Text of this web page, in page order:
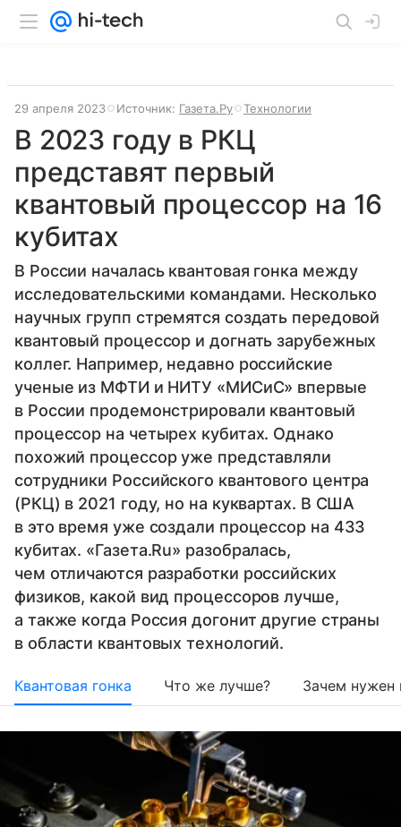
29 апреля 2023 Источник: Газета.Ру Технологии
В 2023 году в РКЦ
представят первый
квантовый процессор на 16
кубитах
В России началась квантовая гонка между
исследовательскими командами. Несколько
научных групп стремятся создать передовой
квантовый процессор и догнать зарубежных
коллег. Например, недавно российские
ученые из МФТИ и НИТУ «МИСиС» впервые
в России продемонстрировали квантовый
процессор на четырех кубитах. Однако
похожий процессор уже представляли
сотрудники Российского квантового центра
(РКЦ) в 2021 году, но на куквартах. В США
в это время уже создали процессор на 433
кубитах. «Газета.Ru» разобралась,
чем отличаются разработки российских
физиков, какой вид процессоров лучше,
а также когда Россия догонит другие страны
в области квантовых технологий.
Квантовая гонка Что же лучше? Зачем нужен